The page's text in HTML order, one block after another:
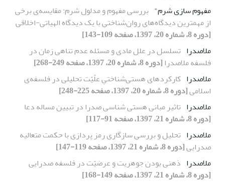
مفهوم سازی شرم" بررسی مفهوم‌ و مدلول شرم: مقایسه‌‌ی برخی
از مهمترین دیدگاه‌های روان‌شناختی‌ با یک دیدگاه الهیاتی-اخلاقی
[دوره 8، شماره 20، 1397، صفحه 109-143]
ملاصدرا تسلسل در علل مادی و مسئله عدم تناهی زمان در
فلسفه ملاصدرا[دوره 8، شماره 20، 1397، صفحه 249-268]
ملاصدرا کارکردهای هستی‌شناختیِ علّیّت تحلیلی در فلسفه‌ی
اسلامی[دوره 8، شماره 20، 1397، صفحه 225-248]
ملاصدرا تاثیر مبانی هستی شناسی صدرا در تبیین مساله دعا
[دوره 8، شماره 21، 1397، صفحه 91-117]
ملاصدرا تحلیل و بررسی سازگاری رمز پردازی با حکمت متعالیه
صدرایی[دوره 8، شماره 21، 1397، صفحه 119-147]
ملاصدرا ذهنی بودن جوهریت و عرضیّت در فلسفه صدرایی
[دوره 8، شماره 21، 1397، صفحه 149-168]